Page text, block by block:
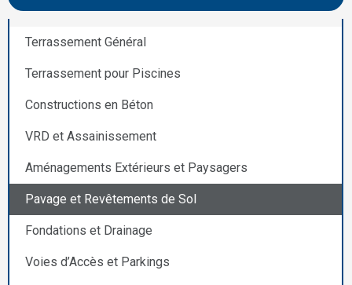
Terrassement Général
Terrassement pour Piscines
Constructions en Béton
VRD et Assainissement
Aménagements Extérieurs et Paysagers
Pavage et Revêtements de Sol
Fondations et Drainage
Voies d’Accès et Parkings